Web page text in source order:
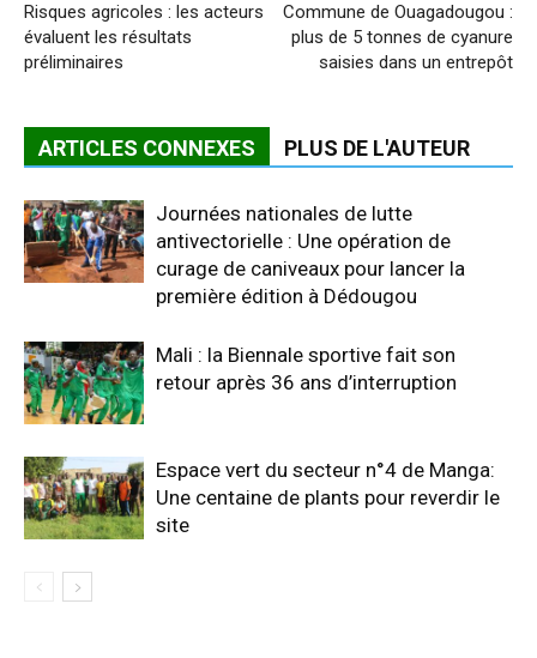
Risques agricoles : les acteurs
évaluent les résultats
préliminaires
Commune de Ouagadougou :
plus de 5 tonnes de cyanure
saisies dans un entrepôt
ARTICLES CONNEXES PLUS DE L'AUTEUR
Journées nationales de lutte
antivectorielle : Une opération de
curage de caniveaux pour lancer la
première édition à Dédougou
Mali : la Biennale sportive fait son
retour après 36 ans d’interruption
Espace vert du secteur n°4 de Manga:
Une centaine de plants pour reverdir le
site